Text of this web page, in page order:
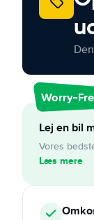
Worry-
Lej en bil
Vores
Læs mere